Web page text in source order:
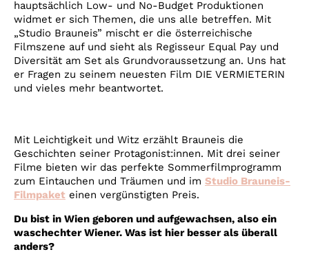
hauptsächlich Low- und No-Budget Produktionen
widmet er sich Themen, die uns alle betreffen. Mit
„Studio Brauneis” mischt er die österreichische
Filmszene auf und sieht als Regisseur Equal Pay und
Diversität am Set als Grundvoraussetzung an. Uns hat
er Fragen zu seinem neuesten Film DIE VERMIETERIN
und vieles mehr beantwortet.
Mit Leichtigkeit und Witz erzählt Brauneis die
Geschichten seiner Protagonist:innen. Mit drei seiner
Filme bieten wir das perfekte Sommerfilmprogramm
zum Eintauchen und Träumen und im Studio Brauneis-
Filmpaket einen vergünstigten Preis.
Du bist in Wien geboren und aufgewachsen, also ein
waschechter Wiener. Was ist hier besser als überall
anders?